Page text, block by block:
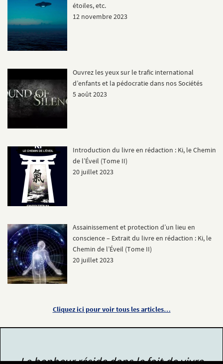
étoiles, etc.
12 novembre 2023
Ouvrez les yeux sur le trafic international
d’enfants et la pédocratie dans nos Sociétés
5 août 2023
Introduction du livre en rédaction : Ki, le Chemin
de l’Éveil (Tome II)
20 juillet 2023
Assainissement et protection d’un lieu en
conscience – Extrait du livre en rédaction : Ki, le
Chemin de l’Éveil (Tome II)
20 juillet 2023
Cliquez ici pour voir tous les articles…